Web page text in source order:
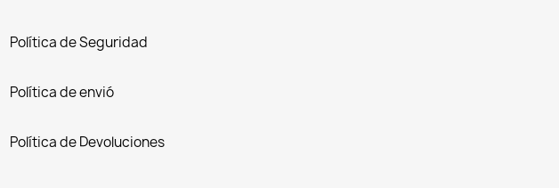
Política de Seguridad
Política de envió
Política de Devoluciones